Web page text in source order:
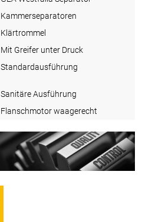
Kammerseparatoren
Klärtrommel
Mit Greifer unter Druck
Standardausführung
Sanitäre Ausführung
Flanschmotor waagerecht